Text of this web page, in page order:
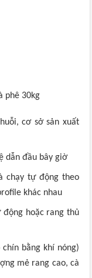
phê 30kg
cơ sở sản xuất
dẫn đầu bây giờ
chạy tự động theo
khác nhau
động hoặc rang thủ
bằng khí nóng)
mẻ rang cao, cà